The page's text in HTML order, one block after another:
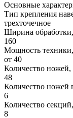
Основные
Тип крепления
трехточечное
Ширина
160
Мощность
от 40
Количество
48
Количество ножей
6
Количество
8